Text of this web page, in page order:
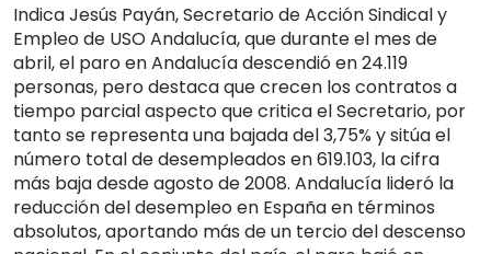
Indica Jesús Payán, Secretario de Acción Sindical y
Empleo de USO Andalucía, que durante el mes de
abril, el paro en Andalucía descendió en 24.119
personas, pero destaca que crecen los contratos a
tiempo parcial aspecto que critica el Secretario, por
tanto se representa una bajada del 3,75% y sitúa el
número total de desempleados en 619.103, la cifra
más baja desde agosto de 2008. Andalucía lideró la
reducción del desempleo en España en términos
absolutos, aportando más de un tercio del descenso